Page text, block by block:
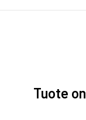
Tuote